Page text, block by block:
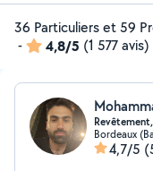
36 Particuliers et 59
-
4,8/5 (1 577 avis)
Bordeaux
4,7/5